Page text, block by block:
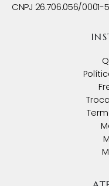
CNPJ 26.706.056/0001-